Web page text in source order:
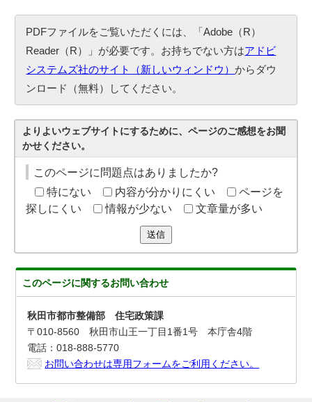
PDFファイルをご覧いただくには、「Adobe（R）
Reader（R）」が必要です。お持ちでない方はアドビ
システムズ社のサイト（新しいウィンドウ）からダウ
ンロード（無料）してください。
よりよいウェブサイトにするために、ページのご感想をお聞
かせください。
このページに問題点はありましたか?
特にない
内容が分かりにくい
ページを
探しにくい
情報が少ない 文章量が多い
送信
このページに関するお問い合わせ
秋田市都市整備部 住宅政策課
〒010-8560 秋田市山王一丁目1番1号 本庁舎4階
電話：018-888-5770
お問い合わせは専用フォームをご利用ください。